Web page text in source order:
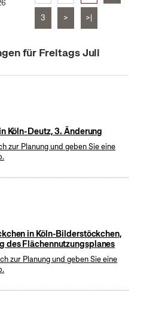
3 > >|
für Freitags Juli
Köln-Deutz, 3. Änderung
zur Planung und geben Sie eine
in Köln-Bilderstöckchen,
des Flächennutzungsplanes
zur Planung und geben Sie eine